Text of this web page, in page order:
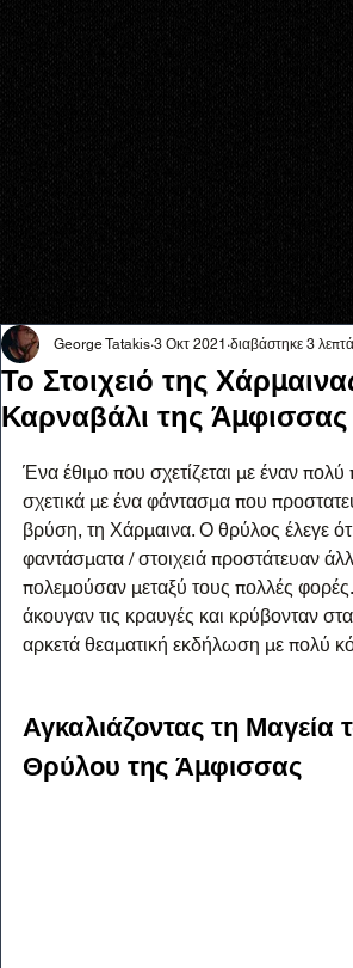
Το Στοιχειό της
Καρναβάλι της Άμφισσας
George Tatakis 3 Οκτ 2021 διαβάστηκε 3 λεπτά
Ένα έθιμο που σχετίζεται με έναν πολύ
σχετικά με ένα φάντασμα που
βρύση, τη Χάρμαινα. Ο θρύλος έλεγε
φαντάσματα / στοιχειά προστάτευαν
πολεμούσαν μεταξύ τους πολλές φορές.
άκουγαν τις κραυγές και κρύβονταν
αρκετά θεαματική εκδήλωση με πολύ
Αγκαλιάζοντας τη Μαγεία
Θρύλου της Άμφισσας